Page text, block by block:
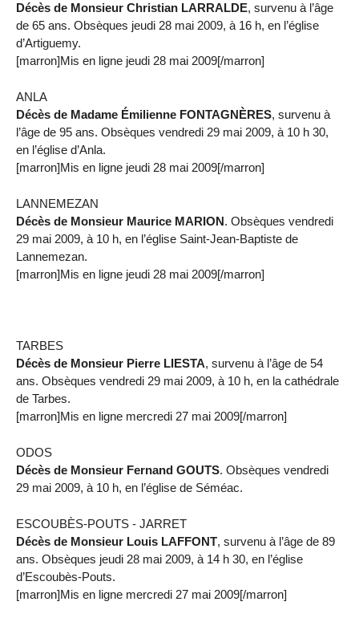
Décès de Monsieur Christian LARRALDE, survenu à l’âge
de 65 ans. Obsèques jeudi 28 mai 2009, à 16 h, en l’église
d’Artiguemy.
[marron]Mis en ligne jeudi 28 mai 2009[/marron]
ANLA
Décès de Madame Émilienne FONTAGNÈRES, survenu à
l’âge de 95 ans. Obsèques vendredi 29 mai 2009, à 10 h 30,
en l’église d’Anla.
[marron]Mis en ligne jeudi 28 mai 2009[/marron]
LANNEMEZAN
Décès de Monsieur Maurice MARION. Obsèques vendredi
29 mai 2009, à 10 h, en l’église Saint-Jean-Baptiste de
Lannemezan.
[marron]Mis en ligne jeudi 28 mai 2009[/marron]
TARBES
Décès de Monsieur Pierre LIESTA, survenu à l’âge de 54
ans. Obsèques vendredi 29 mai 2009, à 10 h, en la cathédrale
de Tarbes.
[marron]Mis en ligne mercredi 27 mai 2009[/marron]
ODOS
Décès de Monsieur Fernand GOUTS. Obsèques vendredi
29 mai 2009, à 10 h, en l’église de Séméac.
ESCOUBÈS-POUTS - JARRET
Décès de Monsieur Louis LAFFONT, survenu à l’âge de 89
ans. Obsèques jeudi 28 mai 2009, à 14 h 30, en l’église
d’Escoubès-Pouts.
[marron]Mis en ligne mercredi 27 mai 2009[/marron]